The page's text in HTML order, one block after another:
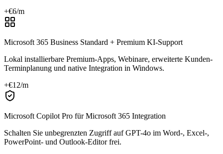
+€6/m
Microsoft 365 Business Standard + Premium KI-Support
Lokal installierbare Premium-Apps, Webinare, erweiterte Kunden-
Terminplanung und native Integration in Windows.
+€12/m
Microsoft Copilot Pro für Microsoft 365 Integration
Schalten Sie unbegrenzten Zugriff auf GPT-4o im Word-, Excel-,
PowerPoint- und Outlook-Editor frei.